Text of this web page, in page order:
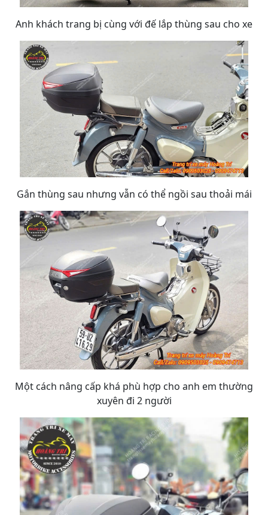
Anh khách trang bị cùng với đế lắp thùng sau cho xe
Gắn thùng sau nhưng vẫn có thể ngồi sau thoải mái
Một cách nâng cấp khá phù hợp cho anh em thường
xuyên đi 2 người